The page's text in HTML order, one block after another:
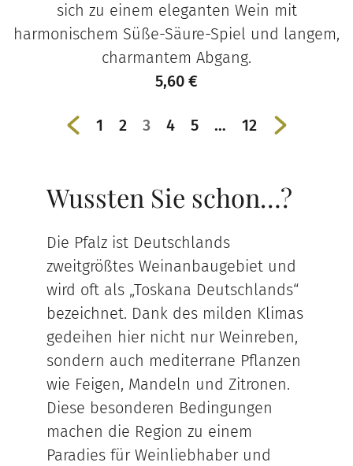
sich zu einem eleganten Wein mit
harmonischem Süße-Säure-Spiel und langem,
charmantem Abgang.
5,60 €
← 1 2 3 4 5 … 12 →
Wussten Sie schon…?
Die Pfalz ist Deutschlands
zweitgrößtes Weinanbaugebiet und
wird oft als „Toskana Deutschlands“
bezeichnet. Dank des milden Klimas
gedeihen hier nicht nur Weinreben,
sondern auch mediterrane Pflanzen
wie Feigen, Mandeln und Zitronen.
Diese besonderen Bedingungen
machen die Region zu einem
Paradies für Weinliebhaber und